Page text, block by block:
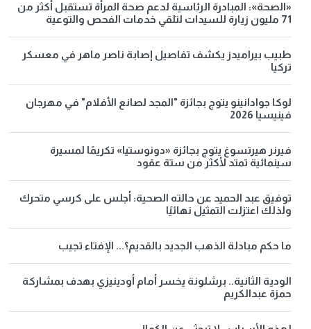
«الصحة»: المبادرة الرئاسية لدعم صحة المرأة تستقبل أكثر من
71 مليون زيارة للسيدات لتلقي خدمات الفحص والتوعية
طبيب بيراميدز يكشف تفاصيل إصابة ناصر ماهر في معسكر
تركيا
لوكا جوادانينو يتوج بجائزة "المجد لصانع الأفلام" في مهرجان
فينيسيا 2026
فيرنر هيرتسوغ يتوج بجائزة «دونوستيا» تكريمًا لمسيرة
سينمائية تمتد لأكثر من ستة عقود
توفيق عبد الحميد عن حالته الصحية: أجلس على كرسي متحرك
ولذلك اعتزلت التمثيل نهائيًا
ما حكم مبادلة الذهب الجديد بالقديم؟... الإفتاء تجيب
الودية الثانية.. برشلونة يخسر أمام أودينيزي بهدف بمشاركة
حمزة عبدالكريم